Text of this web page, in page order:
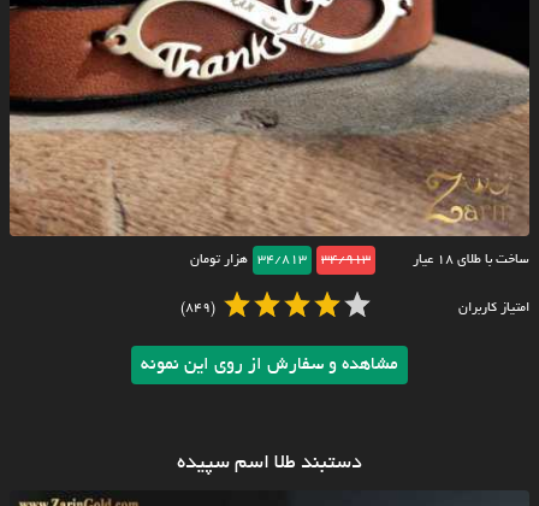
ساخت با طلای ۱۸ عیار 34/913
34/813 هزار تومان
امتیاز کاربران (849)
مشاهده و سفارش از روی این نمونه
دستبند طلا اسم سپیده